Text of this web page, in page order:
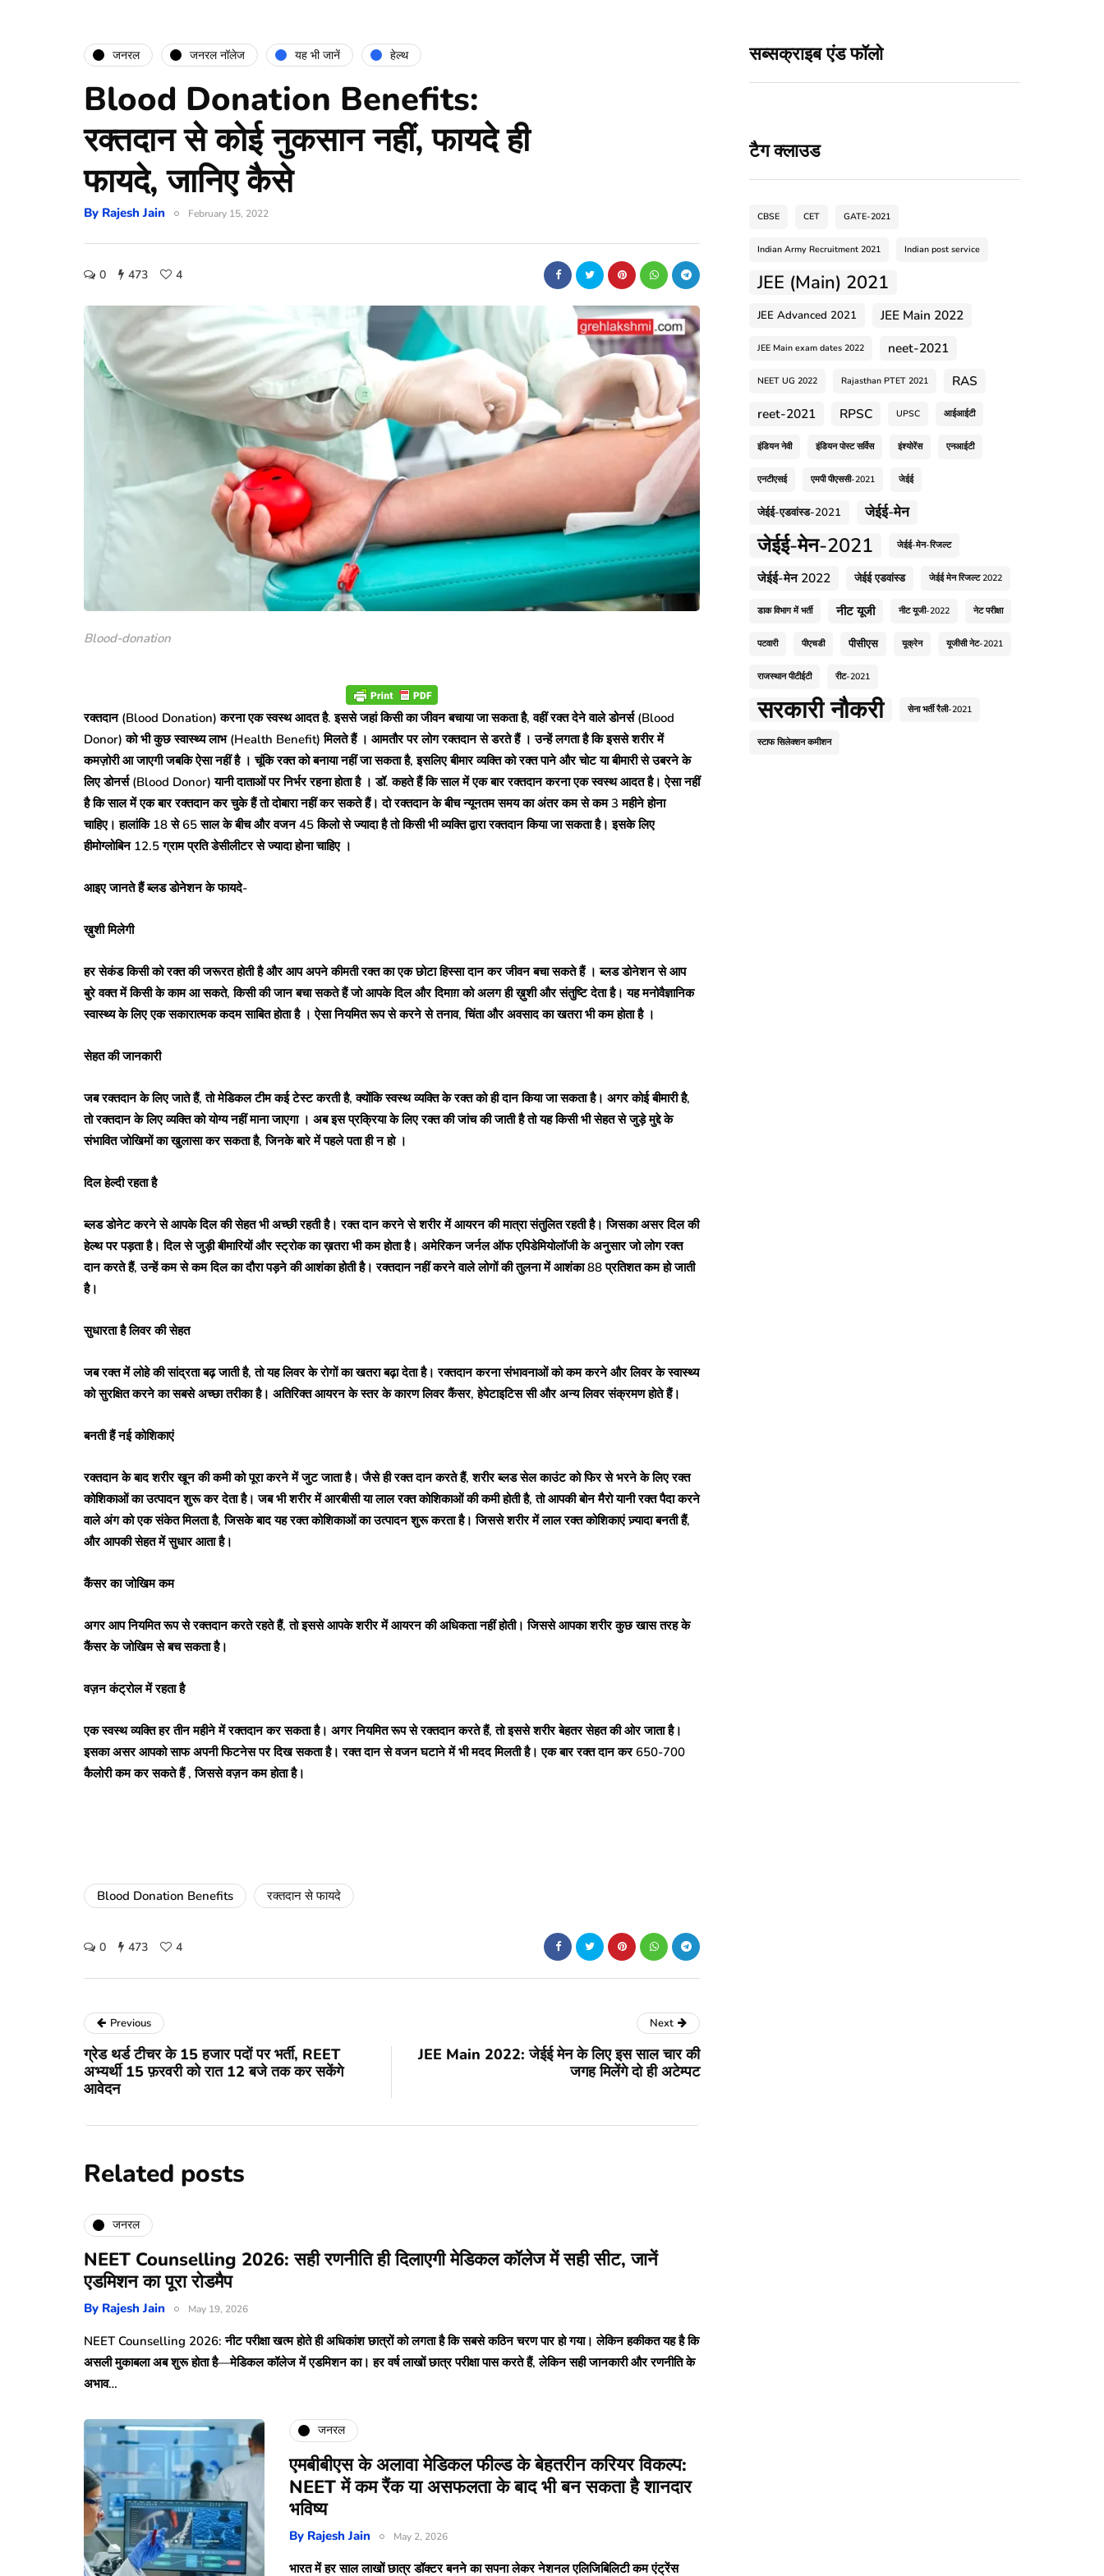
जनरल जनरल नॉलेज यह भी जानें हेल्थ
Blood Donation Benefits:
रक्तदान से कोई नुकसान नहीं, फायदे ही
फायदे, जानिए कैसे
By Rajesh Jain February 15, 2022
0 473 4
Blood-donation
रक्तदान (Blood Donation) करना एक स्वस्थ आदत है. इससे जहां किसी का जीवन बचाया जा सकता है, वहीं रक्त देने वाले डोनर्स (Blood
Donor) को भी कुछ स्वास्थ्य लाभ (Health Benefit) मिलते हैं । आमतौर पर लोग रक्तदान से डरते हैं । उन्हें लगता है कि इससे शरीर में
कमज़ोरी आ जाएगी जबकि ऐसा नहीं है । चूंकि रक्त को बनाया नहीं जा सकता है, इसलिए बीमार व्यक्ति को रक्त पाने और चोट या बीमारी से उबरने के
लिए डोनर्स (Blood Donor) यानी दाताओं पर निर्भर रहना होता है । डॉ. कहते हैं कि साल में एक बार रक्तदान करना एक स्वस्थ आदत है। ऐसा नहीं
है कि साल में एक बार रक्तदान कर चुके हैं तो दोबारा नहीं कर सकते हैं। दो रक्तदान के बीच न्यूनतम समय का अंतर कम से कम 3 महीने होना
चाहिए। हालांकि 18 से 65 साल के बीच और वजन 45 किलो से ज्यादा है तो किसी भी व्यक्ति द्वारा रक्तदान किया जा सकता है। इसके लिए
हीमोग्लोबिन 12.5 ग्राम प्रति डेसीलीटर से ज्यादा होना चाहिए ।
आइए जानते हैं ब्लड डोनेशन के फायदे-
ख़ुशी मिलेगी
हर सेकंड किसी को रक्त की जरूरत होती है और आप अपने कीमती रक्त का एक छोटा हिस्सा दान कर जीवन बचा सकते हैं । ब्लड डोनेशन से आप
बुरे वक्त में किसी के काम आ सकते, किसी की जान बचा सकते हैं जो आपके दिल और दिमाग़ को अलग ही ख़ुशी और संतुष्टि देता है। यह मनोवैज्ञानिक
स्वास्थ्य के लिए एक सकारात्मक कदम साबित होता है । ऐसा नियमित रूप से करने से तनाव, चिंता और अवसाद का खतरा भी कम होता है ।
सेहत की जानकारी
जब रक्तदान के लिए जाते हैं, तो मेडिकल टीम कई टेस्ट करती है, क्योंकि स्वस्थ व्यक्ति के रक्त को ही दान किया जा सकता है। अगर कोई बीमारी है,
तो रक्तदान के लिए व्यक्ति को योग्य नहीं माना जाएगा । अब इस प्रक्रिया के लिए रक्त की जांच की जाती है तो यह किसी भी सेहत से जुड़े मुद्दे के
संभावित जोखिमों का खुलासा कर सकता है, जिनके बारे में पहले पता ही न हो ।
दिल हेल्दी रहता है
ब्लड डोनेट करने से आपके दिल की सेहत भी अच्छी रहती है। रक्त दान करने से शरीर में आयरन की मात्रा संतुलित रहती है। जिसका असर दिल की
हेल्थ पर पड़ता है। दिल से जुड़ी बीमारियों और स्ट्रोक का ख़तरा भी कम होता है। अमेरिकन जर्नल ऑफ एपिडेमियोलॉजी के अनुसार जो लोग रक्त
दान करते हैं, उन्हें कम से कम दिल का दौरा पड़ने की आशंका होती है। रक्तदान नहीं करने वाले लोगों की तुलना में आशंका 88 प्रतिशत कम हो जाती
है।
सुधारता है लिवर की सेहत
जब रक्त में लोहे की सांद्रता बढ़ जाती है, तो यह लिवर के रोगों का खतरा बढ़ा देता है। रक्तदान करना संभावनाओं को कम करने और लिवर के स्वास्थ्य
को सुरक्षित करने का सबसे अच्छा तरीका है। अतिरिक्त आयरन के स्तर के कारण लिवर कैंसर, हेपेटाइटिस सी और अन्य लिवर संक्रमण होते हैं।
बनती हैं नई कोशिकाएं
रक्तदान के बाद शरीर खून की कमी को पूरा करने में जुट जाता है। जैसे ही रक्त दान करते हैं, शरीर ब्लड सेल काउंट को फिर से भरने के लिए रक्त
कोशिकाओं का उत्पादन शुरू कर देता है। जब भी शरीर में आरबीसी या लाल रक्त कोशिकाओं की कमी होती है, तो आपकी बोन मैरो यानी रक्त पैदा करने
वाले अंग को एक संकेत मिलता है, जिसके बाद यह रक्त कोशिकाओं का उत्पादन शुरू करता है। जिससे शरीर में लाल रक्त कोशिकाएं ज़्यादा बनती हैं,
और आपकी सेहत में सुधार आता है।
कैंसर का जोखिम कम
अगर आप नियमित रूप से रक्तदान करते रहते हैं, तो इससे आपके शरीर में आयरन की अधिकता नहीं होती। जिससे आपका शरीर कुछ खास तरह के
कैंसर के जोखिम से बच सकता है।
वज़न कंट्रोल में रहता है
एक स्वस्थ व्यक्ति हर तीन महीने में रक्तदान कर सकता है। अगर नियमित रूप से रक्तदान करते हैं, तो इससे शरीर बेहतर सेहत की ओर जाता है।
इसका असर आपको साफ अपनी फिटनेस पर दिख सकता है। रक्त दान से वजन घटाने में भी मदद मिलती है। एक बार रक्त दान कर 650-700
कैलोरी कम कर सकते हैं , जिससे वज़न कम होता है।
Blood Donation Benefits रक्तदान से फायदे
0 473 4
सब्सक्राइब एंड फॉलो
टैग क्लाउड
CBSE CET GATE-2021
Indian Army Recruitment 2021 Indian post service
JEE (Main) 2021
JEE Advanced 2021 JEE Main 2022
JEE Main exam dates 2022 neet-2021
NEET UG 2022 Rajasthan PTET 2021
RAS
reet-2021
RPSC UPSC आईआईटी
इंडियन नेवी इंडियन पोस्ट सर्विस इंश्योरेंस एनआईटी
एनटीएसई एमपी पीएससी-2021 जेईई
जेईई-एडवांस्ड-2021 जेईई-मेन
जेईई-मेन-2021 जेईई-मेन-रिजल्ट
जेईई-मेन 2022 जेईई एडवांस्ड जेईई मेन रिजल्ट 2022
डाक विभाग में भर्ती नीट यूजी नीट यूजी-2022 नेट परीक्षा
पटवारी पीएचडी पीसीएस यूक्रेन यूजीसी नेट-2021
राजस्थान पीटीईटी रीट-2021
सरकारी नौकरी सेना भर्ती रैली-2021
स्टाफ सिलेक्शन कमीशन
Previous
ग्रेड थर्ड टीचर के 15 हजार पदों पर भर्ती, REET
अभ्यर्थी 15 फ़रवरी को रात 12 बजे तक कर सकेंगे
आवेदन
Next
JEE Main 2022: जेईई मेन के लिए इस साल चार की
जगह मिलेंगे दो ही अटेम्पट
Related posts
जनरल
NEET Counselling 2026: सही रणनीति ही दिलाएगी मेडिकल कॉलेज में सही सीट, जानें
एडमिशन का पूरा रोडमैप
By Rajesh Jain May 19, 2026
NEET Counselling 2026: नीट परीक्षा खत्म होते ही अधिकांश छात्रों को लगता है कि सबसे कठिन चरण पार हो गया। लेकिन हकीकत यह है कि
असली मुकाबला अब शुरू होता है—मेडिकल कॉलेज में एडमिशन का। हर वर्ष लाखों छात्र परीक्षा पास करते हैं, लेकिन सही जानकारी और रणनीति के
अभाव…
जनरल
एमबीबीएस के अलावा मेडिकल फील्ड के बेहतरीन करियर विकल्प:
NEET में कम रैंक या असफलता के बाद भी बन सकता है शानदार
भविष्य
By Rajesh Jain May 2, 2026
भारत में हर साल लाखों छात्र डॉक्टर बनने का सपना लेकर नेशनल एलिजिबिलिटी कम एंट्रेंस